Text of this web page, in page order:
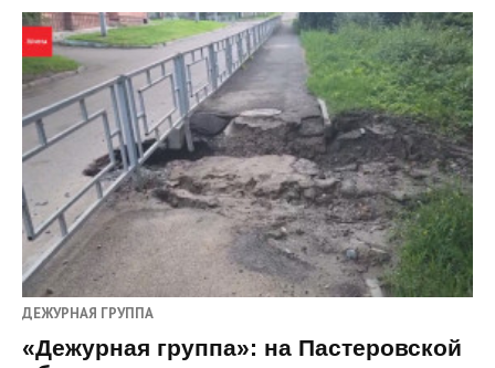
ДЕЖУРНАЯ ГРУППА
«Дежурная группа»: на Пастеровской